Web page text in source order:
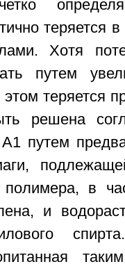
теряется в
Хотя
путем
теряется
решена
путем
полимера, в
и